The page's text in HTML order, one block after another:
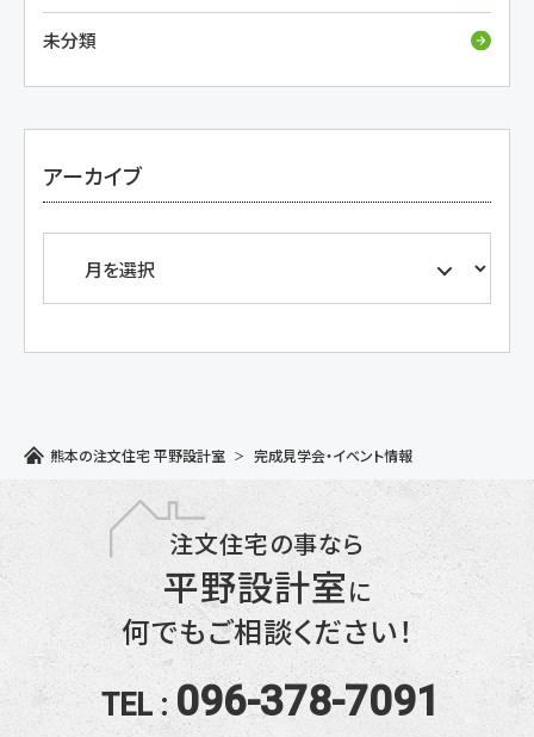
未分類
アーカイブ
熊本の注文住宅 平野設計室 完成見学会・イベント情報
注文住宅の事なら
平野設計室に
何でもご相談ください！
TEL : 096-378-7091